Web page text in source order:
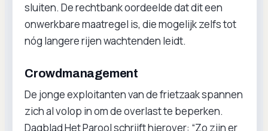
sluiten. De rechtbank oordeelde dat dit een
onwerkbare maatregel is, die mogelijk zelfs tot
nóg langere rijen wachtenden leidt.
Crowdmanagement
De jonge exploitanten van de frietzaak spannen
zich al volop in om de overlast te beperken.
Dagblad Het Parool schrijft hierover: “Zo zijn er